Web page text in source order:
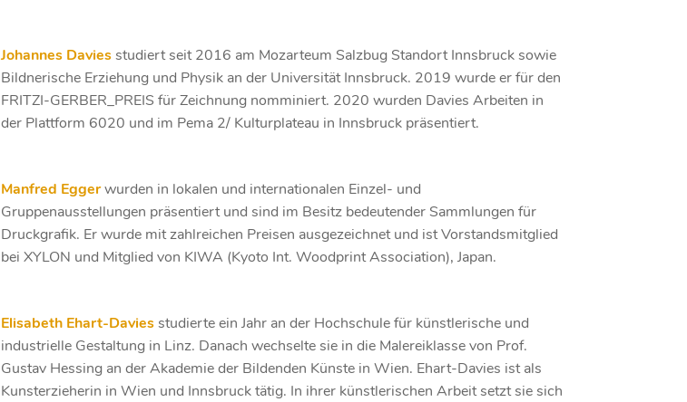
Johannes Daviesstudiert seit 2016 am Mozarteum Salzbug Standort Innsbruck sowie
Bildnerische Erziehung und Physik an der Universität Innsbruck. 2019 wurde er für den
FRITZI-GERBER_PREIS für Zeichnung nomminiert. 2020 wurden Davies Arbeiten in
der Plattform 6020 und im Pema 2/ Kulturplateau in Innsbruck präsentiert.
Manfred Eggerwurden in lokalen und internationalen Einzel- und
Gruppenausstellungen präsentiert und sind im Besitz bedeutender Sammlungen für
Druckgrafik. Er wurde mit zahlreichen Preisen ausgezeichnet und ist Vorstandsmitglied
bei XYLON und Mitglied von KIWA (Kyoto Int. Woodprint Association), Japan.
Elisabeth Ehart-Daviesstudierte ein Jahr an der Hochschule für künstlerische und
industrielle Gestaltung in Linz. Danach wechselte sie in die Malereiklasse von Prof.
Gustav Hessing an der Akademie der Bildenden Künste in Wien. Ehart-Davies ist als
Kunsterzieherin in Wien und Innsbruck tätig. In ihrer künstlerischen Arbeit setzt sie sich